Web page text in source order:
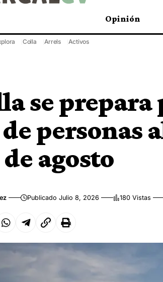
Opinión
Colla Arrels Activos
se prepara
personas
agosto
Publicado Julio 8, 2026 180 Vistas